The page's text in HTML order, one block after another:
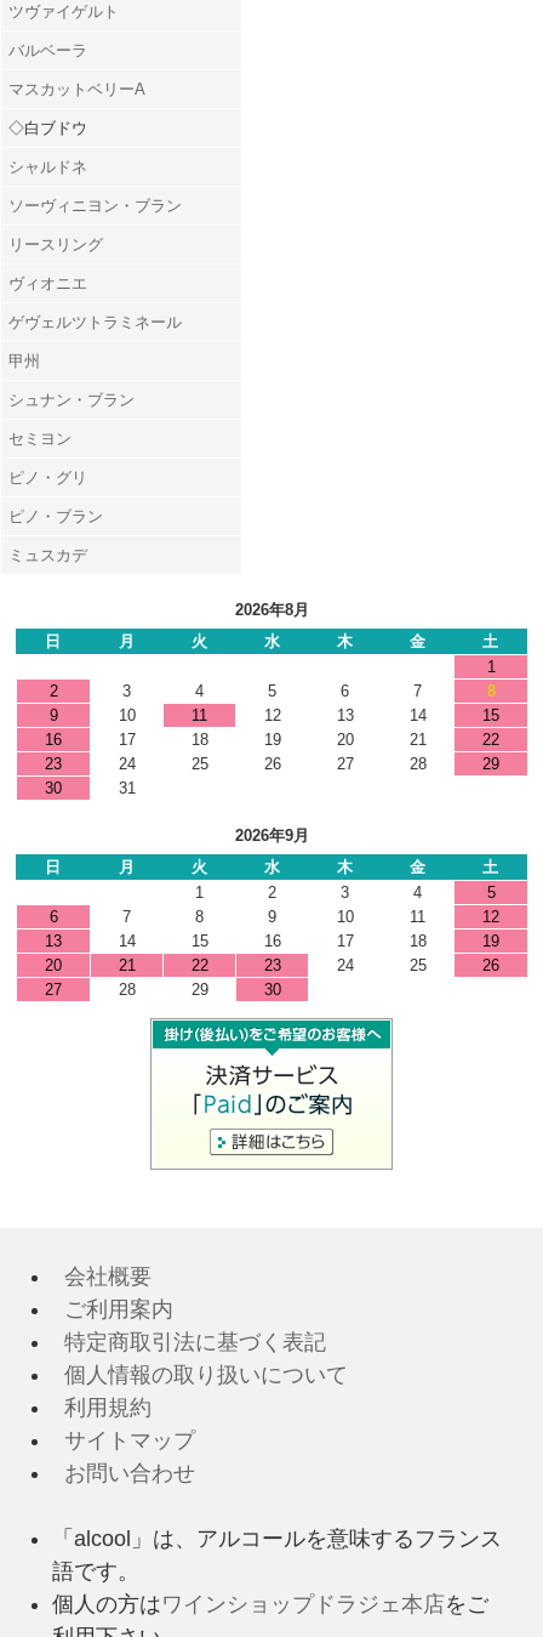
ツヴァイゲルト
バルベーラ
マスカットベリーA
◇白ブドウ
シャルドネ
ソーヴィニヨン・ブラン
リースリング
ヴィオニエ
ゲヴェルツトラミネール
甲州
シュナン・ブラン
セミヨン
ピノ・グリ
ピノ・ブラン
ミュスカデ
2026年8月
日
月 火 水 木 金
土
1
2
3 4 5 6 7
8
9
10 11 12 13 14
15
16
17 18 19 20 21
22
23
24 25 26 27 28
29
30
31
2026年9月
日
月 火 水 木 金
土
1
2 3 4
5
6
7 8 9 10 11
12
13
14 15 16 17 18
19
20
21 22 23 24 25
26
27
28 29 30
会社概要
ご利用案内
特定商取引法に基づく表記
個人情報の取り扱いについて
利用規約
サイトマップ
お問い合わせ
「alcool」は、アルコールを意味するフランス
語です。
個人の方はワインショップドラジェ本店をご